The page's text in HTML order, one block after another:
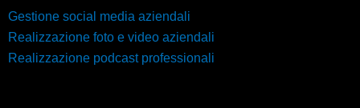
Gestione social media aziendali
Realizzazione foto e video aziendali
Realizzazione podcast professionali